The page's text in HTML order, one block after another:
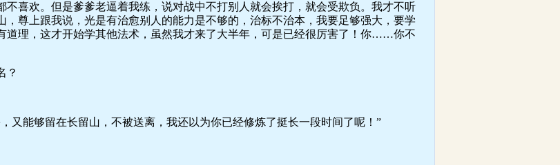
喜欢。但是爹爹老逼着我练，说对战中不打别人就会挨打，就会受欺负。我才不听
尊上跟我说，光是有治愈别人的能力是不够的，治标不治本，我要足够强大，要学
道理，这才开始学其他法术，虽然我才来了大半年，可是已经很厉害了！你……你不
？
能够留在长留山，不被送离，我还以为你已经修炼了挺长一段时间了呢！”